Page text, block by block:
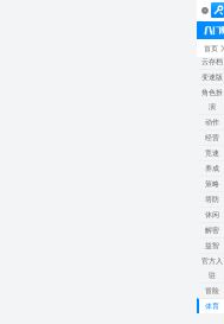
首页
全部
云存档
变速版
角色扮
演
动作
经营
竞速
养成
策略
塔防
休闲
解密
益智
官方入
驻
冒险
体育